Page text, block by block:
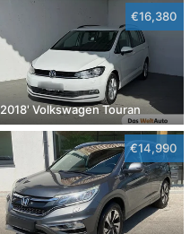
€16,380
2018' Volkswagen Touran
€14,990